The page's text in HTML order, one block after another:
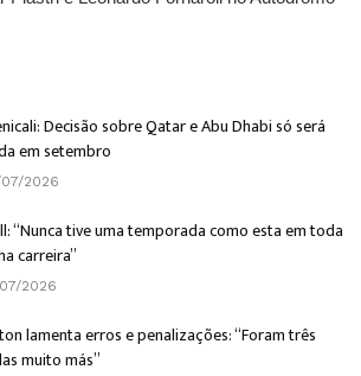
Decisão sobre Qatar e Abu Dhabi só será
em setembro
2026
“Nunca tive uma temporada como esta em toda
carreira”
2026
lamenta erros e penalizações: “Foram três
muito más”